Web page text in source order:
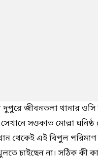
জীবনতলা থানার ওসি
সওকাত মোল্লা
থেকেই এই বিপুল
চাইছেন না। সঠিক কী